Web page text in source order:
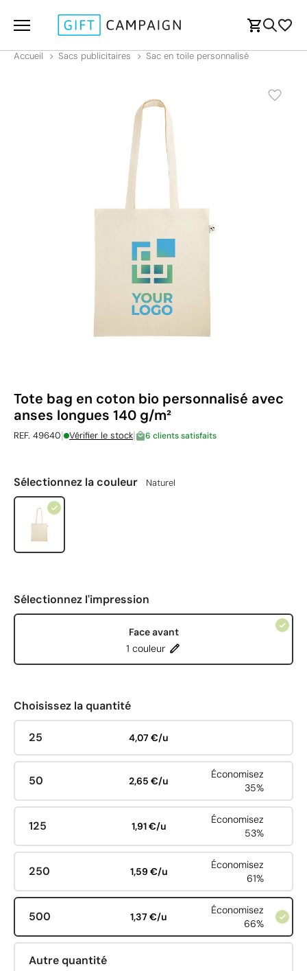
Accueil Sacs publicitaires Sac en toile personnalisé
Tote bag en coton bio personnalisé avec
anses longues 140 g/m²
REF. 49640| Vérifier le stock| 6 clients satisfaits
Sélectionnez la couleur Naturel
Sélectionnez l'impression
Face avant
1 couleur
Choisissez la quantité
25 4,07 €/u
50 2,65 €/u
Économisez
35%
125 1,91 €/u
Économisez
53%
250 1,59 €/u
Économisez
61%
500 1,37 €/u
Économisez
66%
Autre quantité